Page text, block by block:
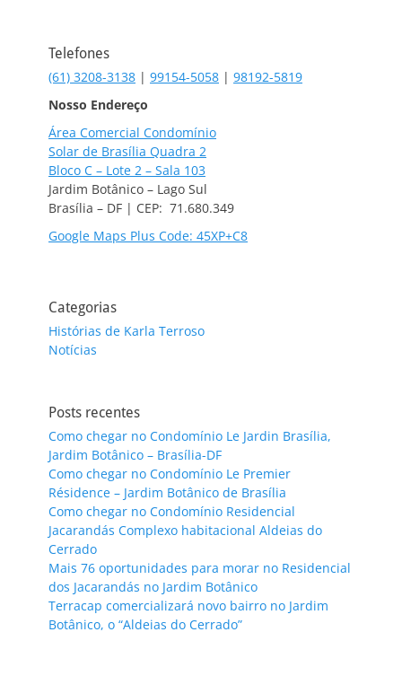
Telefones
(61) 3208-3138 | 99154-5058 | 98192-5819
Nosso Endereço
Área Comercial Condomínio
Solar de Brasília Quadra 2
Bloco C – Lote 2 – Sala 103
Jardim Botânico – Lago Sul
Brasília – DF | CEP: 71.680.349
Google Maps Plus Code: 45XP+C8
Categorias
Histórias de Karla Terroso
Notícias
Posts recentes
Como chegar no Condomínio Le Jardin Brasília,
Jardim Botânico – Brasília-DF
Como chegar no Condomínio Le Premier
Résidence – Jardim Botânico de Brasília
Como chegar no Condomínio Residencial
Jacarandás Complexo habitacional Aldeias do
Cerrado
Mais 76 oportunidades para morar no Residencial
dos Jacarandás no Jardim Botânico
Terracap comercializará novo bairro no Jardim
Botânico, o “Aldeias do Cerrado”